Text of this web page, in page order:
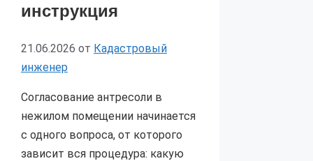
инструкция
21.06.2026 от Кадастровый
инженер
Согласование антресоли в
нежилом помещении начинается
с одного вопроса, от которого
зависит вся процедура: какую